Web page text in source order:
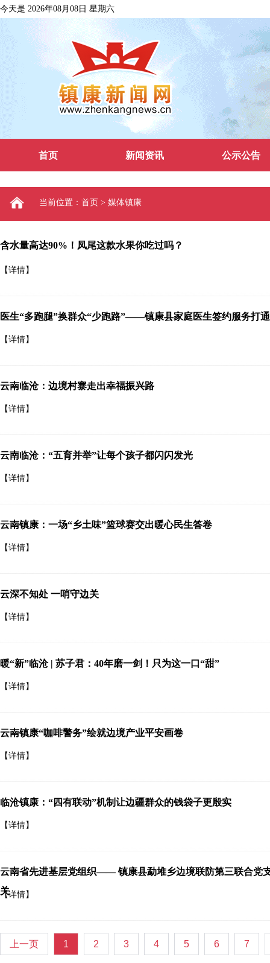
今天是 2026年08月08日 星期六
首页 新闻资讯 公示公告
当前位置：首页 > 媒体镇康
含水量高达90%！凤尾这款水果你吃过吗？
【详情】
医生“多跑腿”换群众“少跑路”——镇康县家庭医生签约服务打
【详情】
云南临沧：边境村寨走出幸福振兴路
【详情】
云南临沧：“五育并举”让每个孩子都闪闪发光
【详情】
云南镇康：一场“乡土味”篮球赛交出暖心民生答卷
【详情】
云深不知处 一哨守边关
【详情】
暖“新”临沧 | 苏子君：40年磨一剑！只为这一口“甜”
【详情】
云南镇康“咖啡警务”绘就边境产业平安画卷
【详情】
临沧镇康：“四有联动”机制让边疆群众的钱袋子更殷实
【详情】
云南省先进基层党组织—— 镇康县勐堆乡边境联防第三联合党
关
【详情】
上一页 1 2 3 4 5 6 7